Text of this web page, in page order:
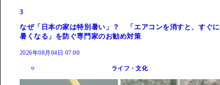
3
なぜ「日本の家は特別暑い」？ 「エアコンを消すと、すぐに
暑くなる」を防ぐ専門家のお勧め対策
2026年08月04日 07:00
ライフ・文化